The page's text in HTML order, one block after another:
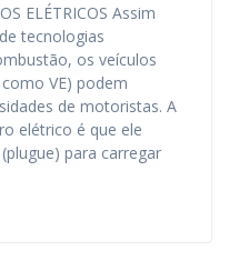
ELÉTRICOS Assim
tecnologias
os veículos
VE) podem
de motoristas. A
elétrico é que ele
para carregar